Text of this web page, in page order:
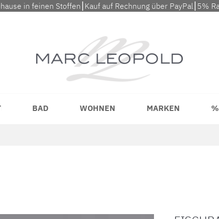
in feinen Stoffen⎮Kauf auf Rechnung über PayPal⎮5%
BAD WOHNEN MARKEN